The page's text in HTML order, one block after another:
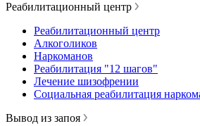
Реабилитационный центр
Реабилитационный центр
Алкоголиков
Наркоманов
Реабилитация "12 шагов"
Лечение шизофрении
Социальная реабилитация
Вывод из запоя